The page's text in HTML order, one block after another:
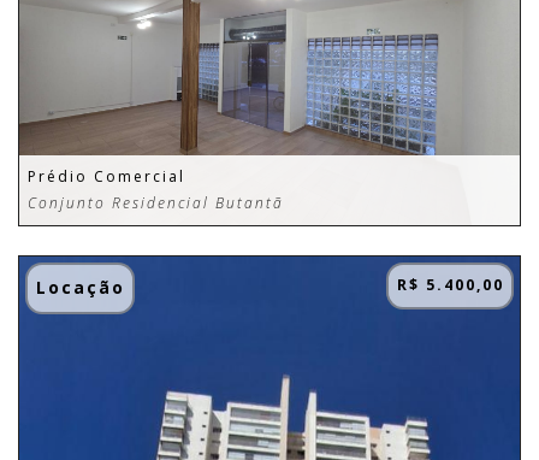
Prédio Comercial
Conjunto Residencial Butantã
Locação R$ 5.400,00